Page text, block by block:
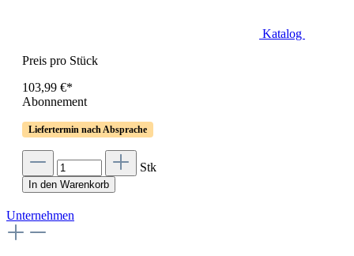
Katalog
Preis pro Stück
103,99 €*
Abonnement
Liefertermin nach Absprache
Stk
In den Warenkorb
Unternehmen